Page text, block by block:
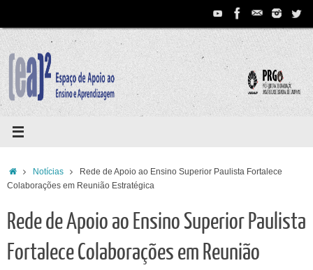
conteúdo
HomeNotícias
Rede de Apoio ao Ensino Superior Paulista Fortalece
Colaborações em Reunião Estratégica
Rede de Apoio ao Ensino Superior Paulista
Fortalece Colaborações em Reunião